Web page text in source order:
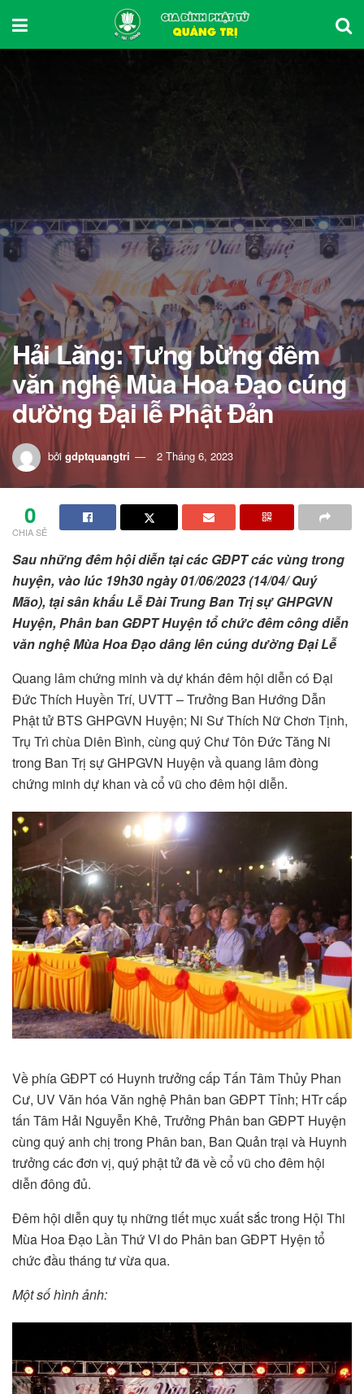
Hải Lăng: Tưng bừng đêm
văn nghệ Mùa Hoa Đạo cúng
dường Đại lễ Phật Đản
bởi gdptquangtri 2 Tháng 6, 2023
0
CHIA SẺ
Sau những đêm hội diễn tại các GĐPT các vùng trong
huyện, vào lúc 19h30 ngày 01/06/2023 (14/04/ Quý
Mão), tại sân khấu Lễ Đài Trung Ban Trị sự GHPGVN
Huyện, Phân ban GĐPT Huyện tổ chức đêm công diễn
văn nghệ Mùa Hoa Đạo dâng lên cúng dường Đại Lễ
Quang lâm chứng minh và dự khán đêm hội diễn có Đại
Đức Thích Huyền Trí, UVTT – Trưởng Ban Hướng Dẫn
Phật tử BTS GHPGVN Huyện; Ni Sư Thích Nữ Chơn Tịnh,
Trụ Trì chùa Diên Bình, cùng quý Chư Tôn Đức Tăng Ni
trong Ban Trị sự GHPGVN Huyện vầ quang lâm đòng
chứng minh dự khan và cổ vũ cho đêm hội diễn.
Về phía GĐPT có Huynh trưởng cấp Tấn Tâm Thủy Phan
Cư, UV Văn hóa Văn nghệ Phân ban GĐPT Tỉnh; HTr cấp
tấn Tâm Hải Nguyễn Khê, Trưởng Phân ban GĐPT Huyện
cùng quý anh chị trong Phân ban, Ban Quản trại và Huynh
trưởng các đơn vị, quý phật tử đã về cổ vũ cho đêm hội
diễn đông đủ.
Đêm hội diễn quy tụ những tiết mục xuất sắc trong Hội Thi
Mùa Hoa Đạo Lần Thứ VI do Phân ban GĐPT Hyện tổ
chức đầu tháng tư vừa qua.
Một số hình ảnh: